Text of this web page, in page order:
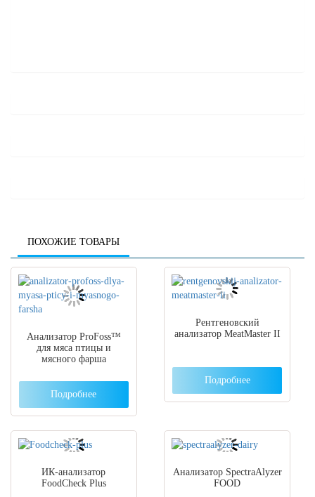
ПОХОЖИЕ ТОВАРЫ
Анализатор ProFoss™
для мяса птицы и
мясного фарша
Подробнее
Рентгеновский
анализатор MeatMaster II
Подробнее
ИК-анализатор
FoodCheck Plus
Анализатор SpectraAlyzer
FOOD